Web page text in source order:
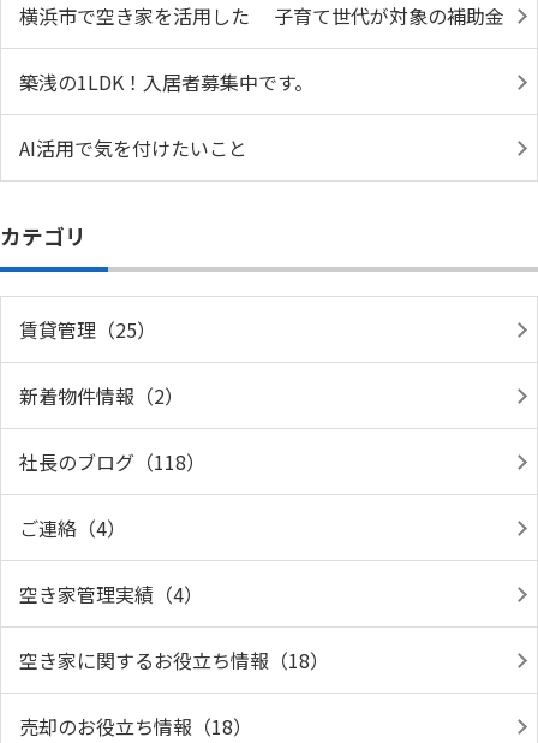
横浜市で空き家を活用した 子育て世代が対象の補助金
築浅の1LDK！入居者募集中です。
AI活用で気を付けたいこと
カテゴリ
賃貸管理（25）
新着物件情報（2）
社長のブログ（118）
ご連絡（4）
空き家管理実績（4）
空き家に関するお役立ち情報（18）
売却のお役立ち情報（18）